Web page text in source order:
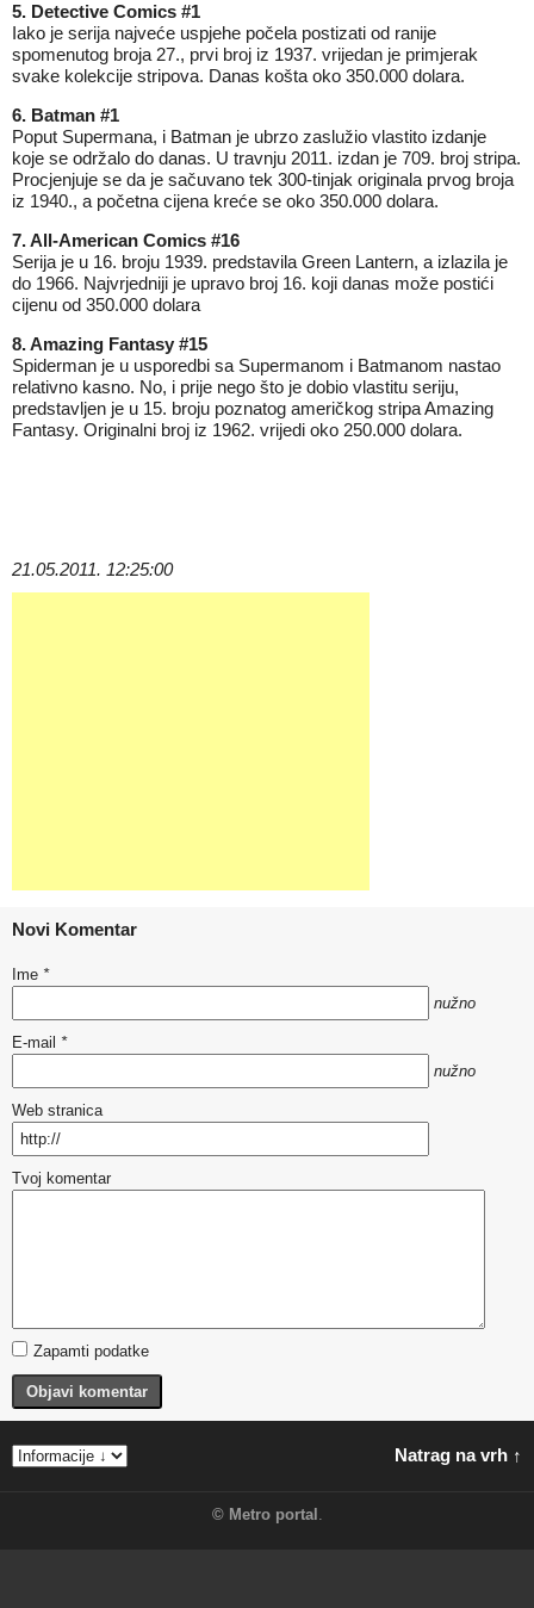
5. Detective Comics #1
Iako je serija najveće uspjehe počela postizati od ranije
spomenutog broja 27., prvi broj iz 1937. vrijedan je primjerak
svake kolekcije stripova. Danas košta oko 350.000 dolara.
6. Batman #1
Poput Supermana, i Batman je ubrzo zaslužio vlastito izdanje
koje se održalo do danas. U travnju 2011. izdan je 709. broj stripa.
Procjenjuje se da je sačuvano tek 300-tinjak originala prvog broja
iz 1940., a početna cijena kreće se oko 350.000 dolara.
7. All-American Comics #16
Serija je u 16. broju 1939. predstavila Green Lantern, a izlazila je
do 1966. Najvrjedniji je upravo broj 16. koji danas može postići
cijenu od 350.000 dolara
8. Amazing Fantasy #15
Spiderman je u usporedbi sa Supermanom i Batmanom nastao
relativno kasno. No, i prije nego što je dobio vlastitu seriju,
predstavljen je u 15. broju poznatog američkog stripa Amazing
Fantasy. Originalni broj iz 1962. vrijedi oko 250.000 dolara.
21.05.2011. 12:25:00
Novi Komentar
Ime *
nužno
E-mail *
nužno
Web stranica
Tvoj komentar
Zapamti podatke
Objavi komentar
Natrag na vrh ↑
© Metro portal .